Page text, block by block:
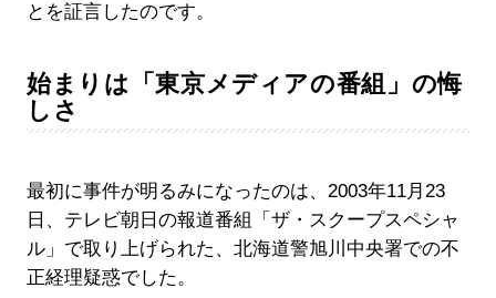
とを証言したのです。
始まりは「東京メディアの番組」の悔
しさ
最初に事件が明るみになったのは、2003年11月23
日、テレビ朝日の報道番組「ザ・スクープスペシャ
ル」で取り上げられた、北海道警旭川中央署での不
正経理疑惑でした。